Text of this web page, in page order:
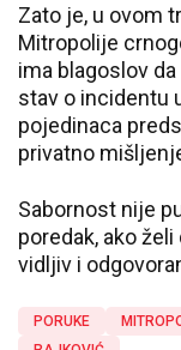
Zato je, u ovom
Mitropolije
ima blagoslov
stav o incidentu
pojedinaca
privatno
Sabornost nije
poredak, ako
vidljiv i
PORUKE